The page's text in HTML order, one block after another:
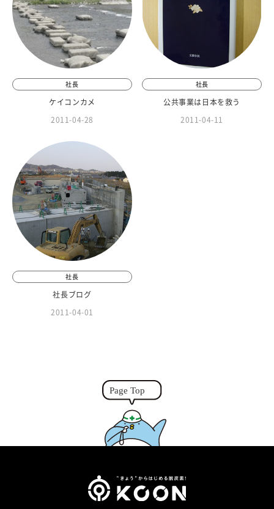
社長
ケイコンカメ
2011-04-28
社長
公共事業は日本を救う
2011-04-11
社長
社長ブログ
2011-04-01